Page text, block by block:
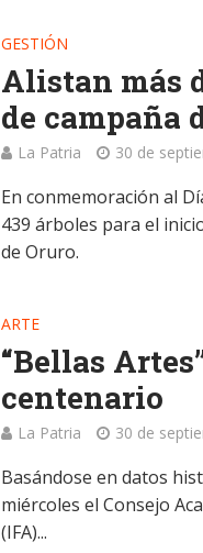
GESTIÓN
Alistan más
de campaña
La Patria 30 de
En conmemoración al
439 árboles para el
de Oruro.
ARTE
“Bellas
centenario
La Patria 30 de
Basándose en datos
miércoles el Consejo
(IFA)...